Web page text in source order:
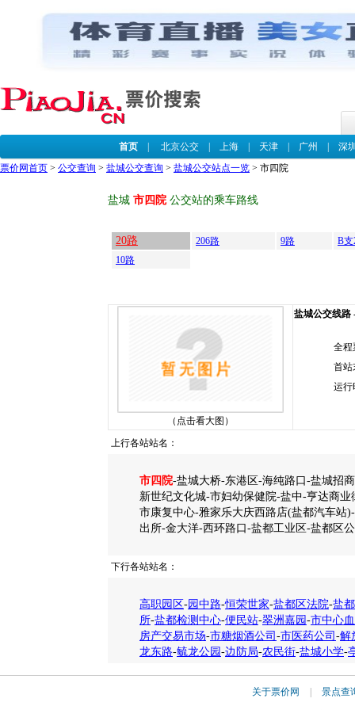
首页| 北京公交| 上海| 天津| 广州
深
票价网首页 > 公交查询 > 盐城公交查询 > 盐城公交站点一览 > 市四院
盐城 市四院公交站的乘车路线
20路 206路 9路
B支
10路
（点击看大图）
盐城公交线路
全程
首站
运行
上行各站站名：
市四院-盐城大桥-东港区-海纯路口-盐城招
新世纪文化城-市妇幼保健院-盐中-亨达商
市康复中心-雅家乐大庆西路店(盐都汽车站
出所-金大洋-西环路口-盐都工业区-盐都区
下行各站站名：
高职园区-园中路-恒荣世家-盐都区法院-盐
所-盐都检测中心-便民站-翠洲嘉园 -市中心
房产交易市场-市糖烟酒公司 -市医药公司 -解
龙东路-毓龙公园 -边防局-农民街-盐城小学-
关于票价网 景点查